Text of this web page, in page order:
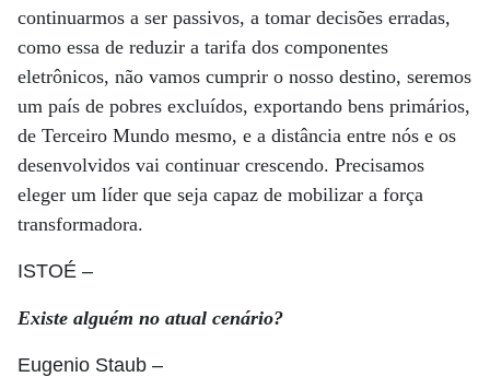
continuarmos a ser passivos, a tomar decisões erradas,
como essa de reduzir a tarifa dos componentes
eletrônicos, não vamos cumprir o nosso destino, seremos
um país de pobres excluídos, exportando bens primários,
de Terceiro Mundo mesmo, e a distância entre nós e os
desenvolvidos vai continuar crescendo. Precisamos
eleger um líder que seja capaz de mobilizar a força
transformadora.
ISTOÉ –
Existe alguém no atual cenário?
Eugenio Staub –